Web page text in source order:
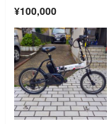
¥100,000